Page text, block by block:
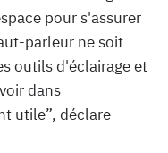
pour s'assurer
parleur ne soit
outils d'éclairage et
dans
utile”, déclare